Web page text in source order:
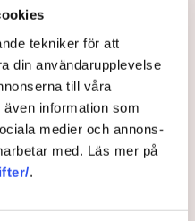
tekniker för att
din användarupplevelse
till våra
information som
medier och annons-
med. Läs mer på
.
av aktivister
agerande vid